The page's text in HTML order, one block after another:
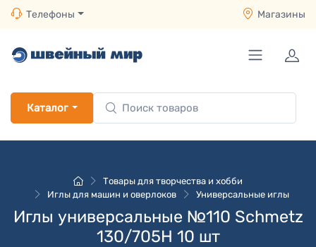
Телефоны Магазины
Каталог
Товары для творчества и хобби
Иглы для машин и оверлоков
Универсальные иглы
Иглы универсальные №110 Schmetz
130/705H 10 шт